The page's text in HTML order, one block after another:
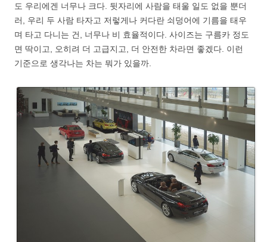
도 우리에겐 너무나 크다. 뒷자리에 사람을 태울 일도 없을 뿐더
러, 우리 두 사람 타자고 저렇게나 커다란 쇠덩어에 기름을 태우
며 타고 다니는 건, 너무나 비 효율적이다. 사이즈는 구름카 정도
면 딱이고, 오히려 더 고급지고, 더 안전한 차라면 좋겠다. 이런
기준으로 생각나는 차는 뭐가 있을까.